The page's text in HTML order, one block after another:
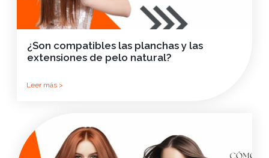
¿Son compatibles las planchas y las
extensiones de pelo natural?
Leer más >